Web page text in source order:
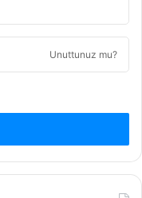
Unuttunuz mu?